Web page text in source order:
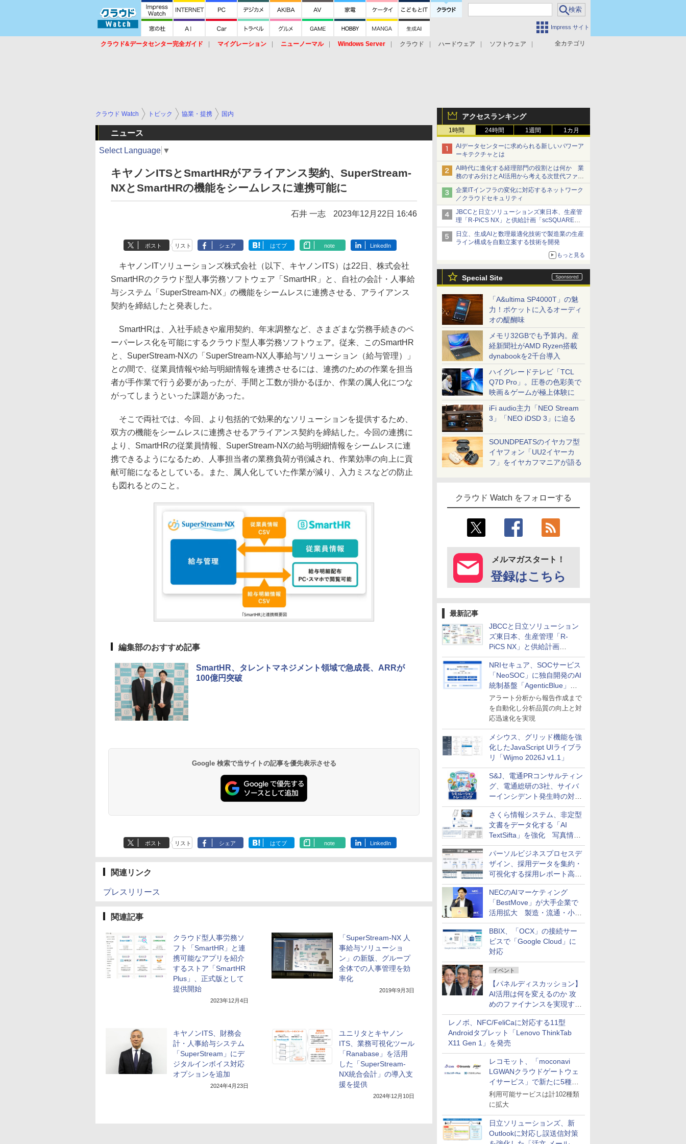
Impress サイト
全カテゴリ
クラウド&データセンター完全ガイド マイグレーション ニューノーマル Windows Server クラウド ハードウェア
ソフトウェア
アクセスランキング
1時間 24時間 1週間 1カ月
AIデータセンターに求められる新しいパワーア
ーキテクチャとは
AI時代に進化する経理部門の役割とは何か 業
務のすみ分けとAI活用から考える次世代ファイ
ナンス戦略
企業ITインフラの変化に対応するネットワーク
／クラウドセキュリティ
JBCCと日立ソリューションズ東日本、生産管
理「R-PiCS NX」と供給計画「scSQUARE
ISP」の連携サービスを提供開始
日立、生成AIと数理最適化技術で製造業の生産
ライン構成を自動立案する技術を開発
もっと見る
Special Site
「A&ultima SP4000T」の魅
力！ポケットに入るオーディ
オの醍醐味
メモリ32GBでも予算内。産
経新聞社がAMD Ryzen搭載
dynabookを2千台導入
ハイグレードテレビ「TCL
Q7D Pro」。圧巻の色彩美で
映画＆ゲームが極上体験に
iFi audio主力「NEO Stream
3」「NEO iDSD 3」に迫る
SOUNDPEATSのイヤカフ型
イヤフォン「UU2イヤーカ
フ」をイヤカフマニアが語る
クラウド Watch をフォローする
メルマガスタート！
登録はこちら
最新記事
JBCCと日立ソリューション
ズ東日本、生産管理「R-
PiCS NX」と供給計画
「scSQUARE ISP」の連携サ
ービスを提供開始
NRIセキュア、SOCサービス
「NeoSOC」に独自開発のAI
統制基盤「AgenticBlue」を
導入
アラート分析から報告作成まで
を自動化し分析品質の向上と対
応迅速化を実現
メシウス、グリッド機能を強
化したJavaScript UIライブラ
リ「Wijmo 2026J v1.1」
S&J、電通PRコンサルティン
グ、電通総研の3社、サイバ
ーインシデント発生時の対応
と危機管理広報を一体的に訓
練するプログラムを提供
さくら情報システム、非定型
文書をデータ化する「AI
TextSifta」を強化 写真情報
のデータ化などに対応
パーソルビジネスプロセスデ
ザイン、採用データを集約・
可視化する採用レポート高速
化サービスを提供
NECのAIマーケティング
「BestMove」が大手企業で
活用拡大 製造・流通・小売
企業・広告代理店などが実装
フェーズへ
BBIX、「OCX」の接続サー
ビスで「Google Cloud」に
対応
イベント
【パネルディスカッション】
AI活用は何を変えるのか 攻
めのファイナンスを実現する
業務設計とマインドセット変
革
レノボ、NFC/FeliCaに対応する11型
Androidタブレット「Lenovo ThinkTab
X11 Gen 1」を発売
レコモット、「moconavi
LGWANクラウドゲートウェ
イサービス」で新たに5種類
のサービスと連携開始
利用可能サービスは計102種類
に拡大
日立ソリューションズ、新
Outlookに対応し誤送信対策
クラウド Watch トピック 協業・提携 国内
ニュース
Select Language ▼
キヤノンITSとSmartHRがアライアンス契約、SuperStream-
NXとSmartHRの機能をシームレスに連携可能に
石井 一志 2023年12月22日 16:46
ポスト リスト シェア はてブ note LinkedIn
キヤノンITソリューションズ株式会社（以下、キヤノンITS）は22日、株式会社
SmartHRのクラウド型人事労務ソフトウェア「SmartHR」と、自社の会計・人事給
与システム「SuperStream-NX」の機能をシームレスに連携させる、アライアンス
契約を締結したと発表した。
SmartHRは、入社手続きや雇用契約、年末調整など、さまざまな労務手続きのペ
ーパーレス化を可能にするクラウド型人事労務ソフトウェア。従来、このSmartHR
と、SuperStream-NXの「SuperStream-NX人事給与ソリューション（給与管理）」
との間で、従業員情報や給与明細情報を連携させるには、連携のための作業を担当
者が手作業で行う必要があったが、手間と工数が掛かるほか、作業の属人化につな
がってしまうといった課題があった。
そこで両社では、今回、より包括的で効果的なソリューションを提供するため、
双方の機能をシームレスに連携させるアライアンス契約を締結した。今回の連携に
より、SmartHRの従業員情報、SuperStream-NXの給与明細情報をシームレスに連
携できるようになるため、人事担当者の業務負荷が削減され、作業効率の向上に貢
献可能になるとしている。また、属人化していた作業が減り、入力ミスなどの防止
も図れるとのこと。
編集部のおすすめ記事
SmartHR、タレントマネジメント領域で急成長、ARRが
100億円突破
Google 検索で当サイトの記事を優先表示させる
ポスト リスト シェア はてブ note LinkedIn
関連リンク
プレスリリース
関連記事
クラウド型人事労務ソ
フト「SmartHR」と連
携可能なアプリを紹介
するストア「SmartHR
Plus」、正式版として
提供開始
2023年12月4日
「SuperStream-NX 人
事給与ソリューショ
ン」の新版、グループ
全体での人事管理を効
率化
2019年9月3日
キヤノンITS、財務会
計・人事給与システム
「SuperStream」にデ
ジタルインボイス対応
オプションを追加
2024年4月23日
ユニリタとキヤノン
ITS、業務可視化ツール
「Ranabase」を活用
した「SuperStream-
NX統合会計」の導入支
援を提供
2024年12月10日